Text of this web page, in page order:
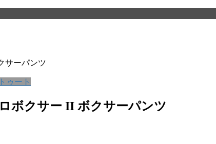
サーパンツ
ゥート
ボクサー II ボクサーパンツ